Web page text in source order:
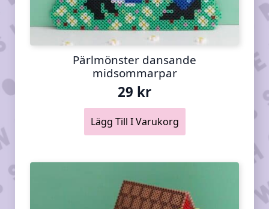
Pärlmönster dansande
midsommarpar
29 kr
Lägg Till I Varukorg